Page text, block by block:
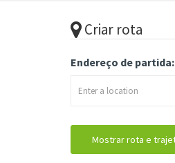
Criar rota
Endereço de partida: